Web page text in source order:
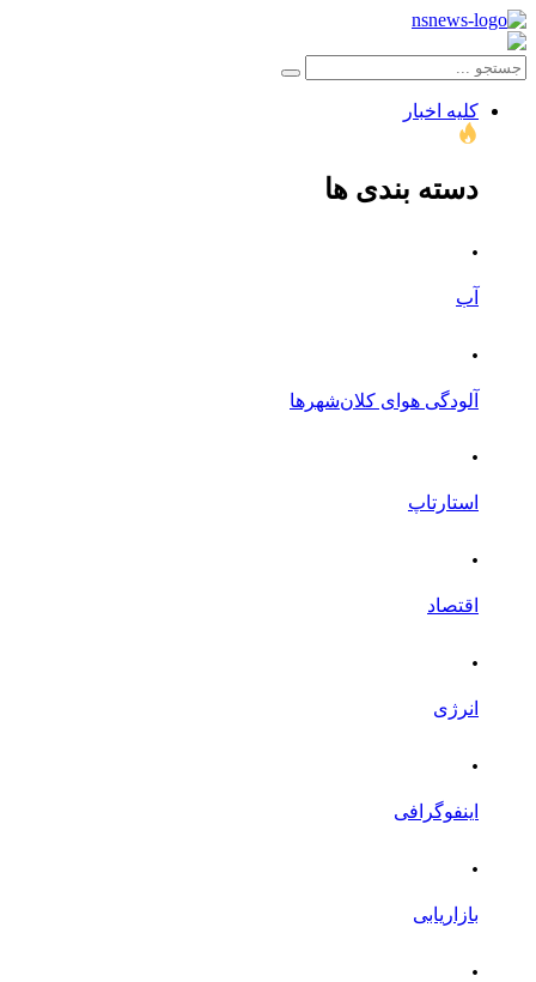
کلیه اخبار
دسته بندی ها
.
آب
.
آلودگی هوای کلان‌شهرها
.
استارتاپ
.
اقتصاد
.
انرژی
.
اینفوگرافی
.
بازاریابی
.